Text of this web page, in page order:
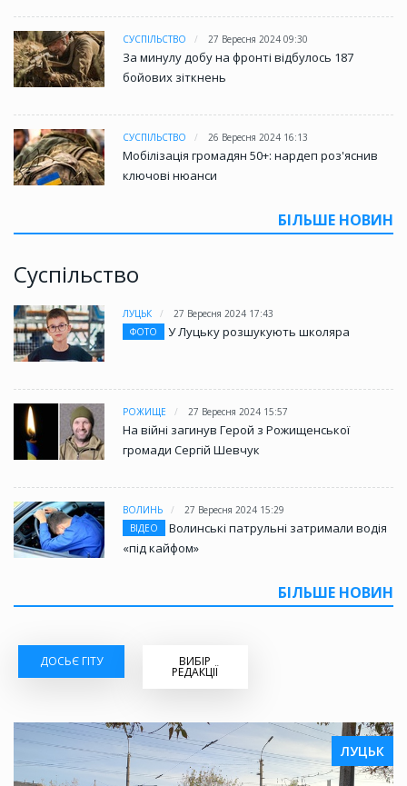
СУСПІЛЬСТВО 27 Вересня 2024 09:30
За минулу добу на фронті відбулось 187
бойових зіткнень
СУСПІЛЬСТВО 26 Вересня 2024 16:13
Мобілізація громадян 50+: нардеп роз'яснив
ключові нюанси
БІЛЬШЕ НОВИН
Суспільство
ЛУЦЬК
27 Вересня 2024 17:43
ФОТО
У Луцьку розшукують школяра
РОЖИЩЕ 27 Вересня 2024 15:57
На війні загинув Герой з Рожищенської
громади Сергій Шевчук
ВОЛИНЬ
27 Вересня 2024 15:29
ВІДЕО
Волинські патрульні затримали водія
«під кайфом»
БІЛЬШЕ НОВИН
ДОСЬЄ ГІТУ ВИБІР
РЕДАКЦІЇ
ЛУЦЬК